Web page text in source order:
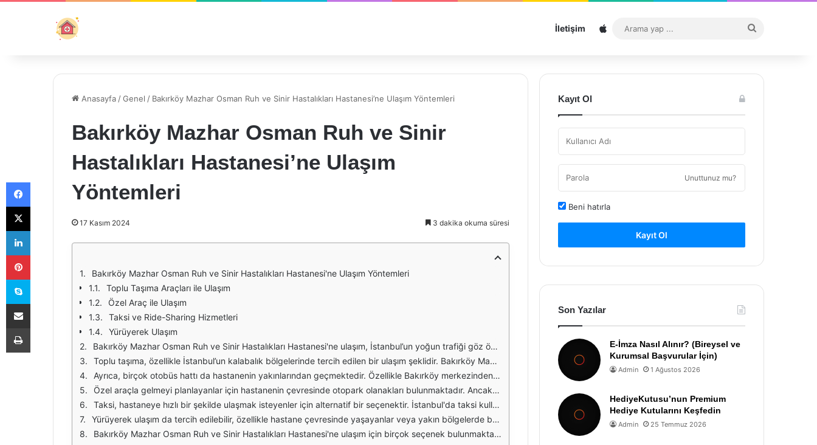
İletişim Sitemap
...
Anasayfa /Genel / Bakırköy Mazhar Osman Ruh ve Sinir Hastalıkları Hastanesi’ne Ulaşım Yöntemleri
Bakırköy Mazhar Osman Ruh ve Sinir
Hastalıkları Hastanesi’ne Ulaşım
Yöntemleri
17 Kasım 2024 3 dakika okuma süresi
Bakırköy Mazhar Osman Ruh ve Sinir Hastalıkları Hastanesi'ne Ulaşım Yöntemleri
Toplu Taşıma Araçları ile Ulaşım
Özel Araç ile Ulaşım
Taksi ve Ride-Sharing Hizmetleri
Yürüyerek Ulaşım
Bakırköy Mazhar Osman Ruh ve Sinir Hastalıkları Hastanesi'ne ulaşım, İstanbul’un yoğun trafiği göz önüne alındığında, hastaların ve ziyaretçilerin dikkat etmesi gereken önemli bir konudur. Hastane, Bakırköy ilçesinde yer aldığı için, farklı ulaşım yöntemleri ile kolayca erişilebilir. Toplu taşıma, özel araç veya taksi gibi seçenekler, hastaneye ulaşımda tercih edilebilecek yollar arasında bulunmaktadır.
Toplu taşıma, özellikle İstanbul’un kalabalık bölgelerinde tercih edilen bir ulaşım şeklidir. Bakırköy Mazhar Osman Ruh ve Sinir Hastalıkları Hastanesi'ne ulaşmak için en uygun toplu taşıma seçenekleri arasında otobüs ve metro bulunmaktadır. Bakırköy'deki metro istasyonu, hastaneye oldukça yakın bir konumda yer almaktadır. Metro ile seyahat edenler, Bakırköy istasyonunda inerek hastaneye yürüyerek ulaşabilirler.
Ayrıca, birçok otobüs hattı da hastanenin yakınlarından geçmektedir. Özellikle Bakırköy merkezinden hareket eden otobüsler, hastaneye ulaşımda sıklıkla tercih edilmektedir. Otobüs durakları hastanenin çevresinde yer aldığından, otobüsle gelenler için ulaşım oldukça kolaydır. Bu yüzden, toplu taşıma ile seyahat edenlerin otobüs saatlerini ve güzergahlarını kontrol etmeleri önemlidir.
Özel araçla gelmeyi planlayanlar için hastanenin çevresinde otopark olanakları bulunmaktadır. Ancak, İstanbul'un yoğun trafiği ve park yeri bulmanın zorluğu göz önüne alındığında, özel araçla seyahat etmenin bazen zaman alıcı olabileceği unutulmamalıdır. Özellikle mesai saatlerinde ve hafta sonları trafiğin yoğun olabileceği göz önünde bulundurulmalıdır.
Taksi, hastaneye hızlı bir şekilde ulaşmak isteyenler için alternatif bir seçenektir. İstanbul'da taksi kullanmak, özellikle acil durumlarda veya toplu taşıma ile ulaşımın zor olduğu saatlerde oldukça pratik bir çözüm sunmaktadır. Taksi ile seyahat edenler, Bakırköy Mazhar Osman Ruh ve Sinir Hastalıkları Hastanesi'ne direkt olarak ulaşabilirler.
Yürüyerek ulaşım da tercih edilebilir, özellikle hastane çevresinde yaşayanlar veya yakın bölgelerde bulunanlar için. Hastanenin konumu, çevresindeki yerleşim alanlarına yakınlığı sayesinde yürüyerek ulaşım imkanı sağlamaktadır. Yürüyerek gidilmesi durumunda, hastanenin çevresindeki yolların ve kaldırımların durumu dikkate alınmalıdır.
Bakırköy Mazhar Osman Ruh ve Sinir Hastalıkları Hastanesi'ne ulaşım için birçok seçenek bulunmaktadır. Toplu taşıma, özel araç ve taksi gibi alternatifler sayesinde, hastaneye ulaşım oldukça kolay hale gelmektedir. Ziyaretçilerin, hangi ulaşım yöntemini seçeceklerini planlarken trafik durumunu ve ulaşım sürelerini göz önünde bulundurmaları önerilmektedir.
Kayıt Ol
Unuttunuz mu?
Beni hatırla
Kayıt Ol
Son Yazılar
E-İmza Nasıl Alınır? (Bireysel ve
Kurumsal Başvurular İçin)
Admin 1 Ağustos 2026
HediyeKutusu’nun Premium
Hediye Kutularını Keşfedin
Admin 25 Temmuz 2026
Facebook
X
LinkedIn
Pinterest
Skype
E-Posta ile paylaş